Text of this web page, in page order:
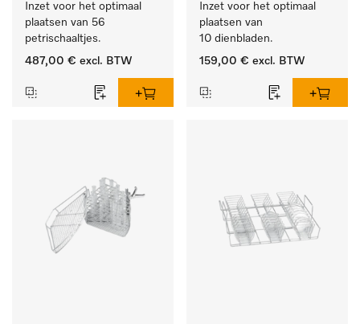
Inzet voor het optimaal
plaatsen van 56
petrischaaltjes.
487,00 € excl. BTW
Inzet voor het optimaal
plaatsen van
10 dienbladen.
159,00 € excl. BTW